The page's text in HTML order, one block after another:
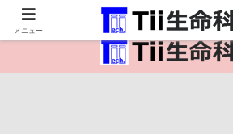
医療保健・生命・生物の情報イ
メニュー